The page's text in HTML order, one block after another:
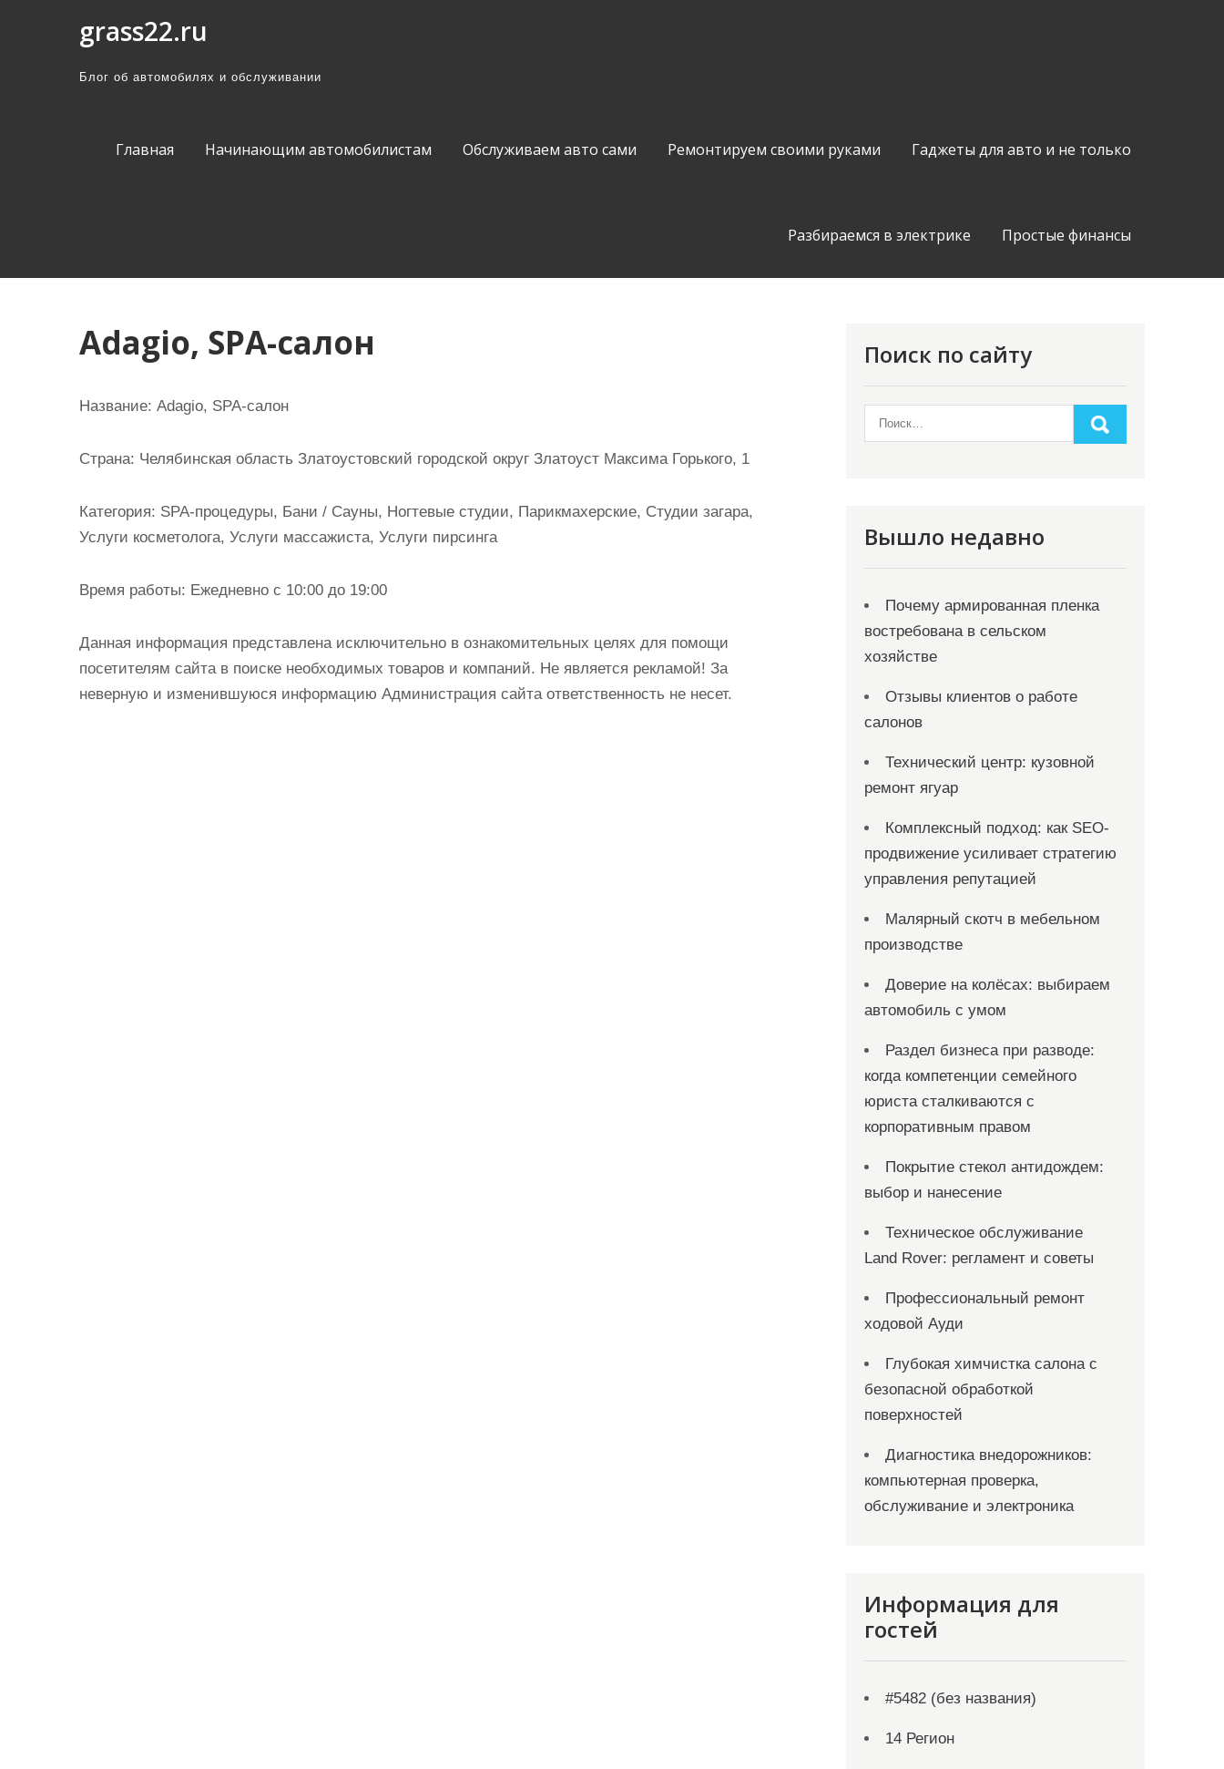
grass22.ru
Блог об автомобилях и обслуживании
Главная Начинающим автомобилистам Обслуживаем авто сами Ремонтируем своими руками Гаджеты для авто и не только
Разбираемся в электрике Простые финансы
Adagio, SPA-салон
Название: Adagio, SPA-салон
Страна: Челябинская область Златоустовский городской округ Златоуст Максима Горького, 1
Категория: SPA-процедуры, Бани / Сауны, Ногтевые студии, Парикмахерские, Студии загара,
Услуги косметолога, Услуги массажиста, Услуги пирсинга
Время работы: Ежедневно с 10:00 до 19:00
Данная информация представлена исключительно в ознакомительных целях для помощи
посетителям сайта в поиске необходимых товаров и компаний. Не является рекламой! За
неверную и изменившуюся информацию Администрация сайта ответственность не несет.
Поиск по сайту
Вышло недавно
Почему армированная пленка
востребована в сельском
хозяйстве
Отзывы клиентов о работе
салонов
Технический центр: кузовной
ремонт ягуар
Комплексный подход: как SEO-
продвижение усиливает стратегию
управления репутацией
Малярный скотч в мебельном
производстве
Доверие на колёсах: выбираем
автомобиль с умом
Раздел бизнеса при разводе:
когда компетенции семейного
юриста сталкиваются с
корпоративным правом
Покрытие стекол антидождем:
выбор и нанесение
Техническое обслуживание
Land Rover: регламент и советы
Профессиональный ремонт
ходовой Ауди
Глубокая химчистка салона с
безопасной обработкой
поверхностей
Диагностика внедорожников:
компьютерная проверка,
обслуживание и электроника
Информация для
гостей
#5482 (без названия)
14 Регион